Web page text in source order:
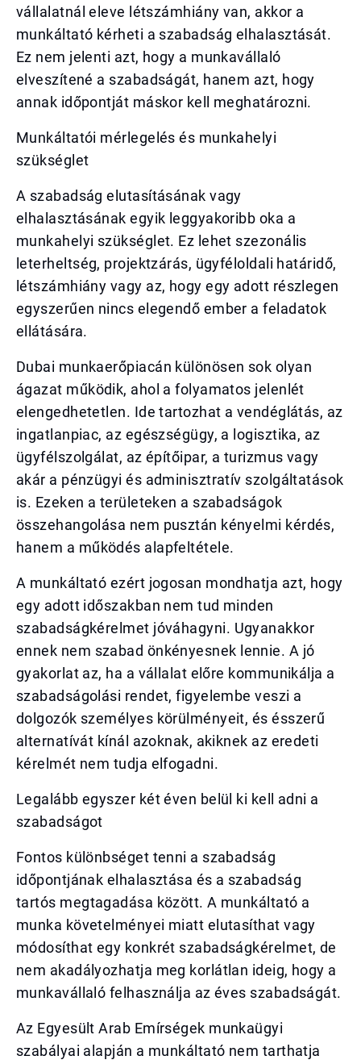
vállalatnál eleve létszámhiány van, akkor a
munkáltató kérheti a szabadság elhalasztását.
Ez nem jelenti azt, hogy a munkavállaló
elveszítené a szabadságát, hanem azt, hogy
annak időpontját máskor kell meghatározni.
Munkáltatói mérlegelés és munkahelyi
szükséglet
A szabadság elutasításának vagy
elhalasztásának egyik leggyakoribb oka a
munkahelyi szükséglet. Ez lehet szezonális
leterheltség, projektzárás, ügyféloldali határidő,
létszámhiány vagy az, hogy egy adott részlegen
egyszerűen nincs elegendő ember a feladatok
ellátására.
Dubai munkaerőpiacán különösen sok olyan
ágazat működik, ahol a folyamatos jelenlét
elengedhetetlen. Ide tartozhat a vendéglátás, az
ingatlanpiac, az egészségügy, a logisztika, az
ügyfélszolgálat, az építőipar, a turizmus vagy
akár a pénzügyi és adminisztratív szolgáltatások
is. Ezeken a területeken a szabadságok
összehangolása nem pusztán kényelmi kérdés,
hanem a működés alapfeltétele.
A munkáltató ezért jogosan mondhatja azt, hogy
egy adott időszakban nem tud minden
szabadságkérelmet jóváhagyni. Ugyanakkor
ennek nem szabad önkényesnek lennie. A jó
gyakorlat az, ha a vállalat előre kommunikálja a
szabadságolási rendet, figyelembe veszi a
dolgozók személyes körülményeit, és ésszerű
alternatívát kínál azoknak, akiknek az eredeti
kérelmét nem tudja elfogadni.
Legalább egyszer két éven belül ki kell adni a
szabadságot
Fontos különbséget tenni a szabadság
időpontjának elhalasztása és a szabadság
tartós megtagadása között. A munkáltató a
munka követelményei miatt elutasíthat vagy
módosíthat egy konkrét szabadságkérelmet, de
nem akadályozhatja meg korlátlan ideig, hogy a
munkavállaló felhasználja az éves szabadságát.
Az Egyesült Arab Emírségek munkaügyi
szabályai alapján a munkáltató nem tarthatja